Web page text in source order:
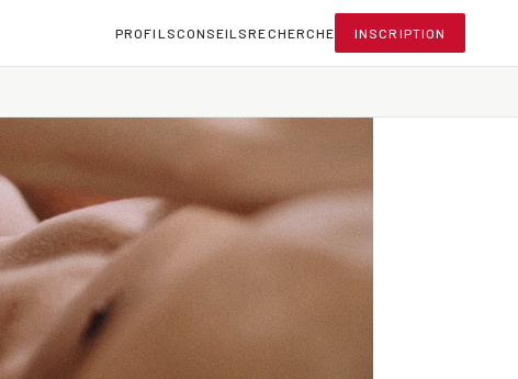
PROFILSCONSEILSRECHERCHE INSCRIPTION